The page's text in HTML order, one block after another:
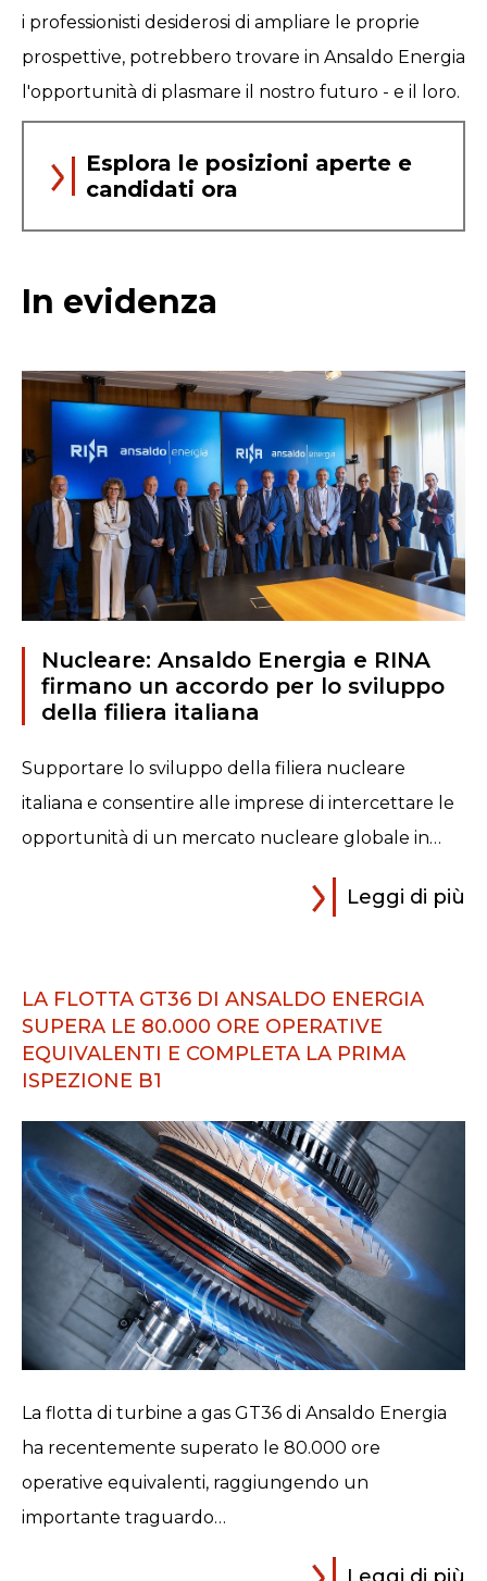
i professionisti desiderosi di ampliare le proprie
prospettive, potrebbero trovare in Ansaldo Energia
l'opportunità di plasmare il nostro futuro - e il loro.
Esplora le posizioni aperte e
candidati ora
In evidenza
Nucleare: Ansaldo Energia e RINA
firmano un accordo per lo sviluppo
della filiera italiana
Supportare lo sviluppo della filiera nucleare
italiana e consentire alle imprese di intercettare le
opportunità di un mercato nucleare globale in…
Leggi di più
LA FLOTTA GT36 DI ANSALDO ENERGIA
SUPERA LE 80.000 ORE OPERATIVE
EQUIVALENTI E COMPLETA LA PRIMA
ISPEZIONE B1
La flotta di turbine a gas GT36 di Ansaldo Energia
ha recentemente superato le 80.000 ore
operative equivalenti, raggiungendo un
importante traguardo…